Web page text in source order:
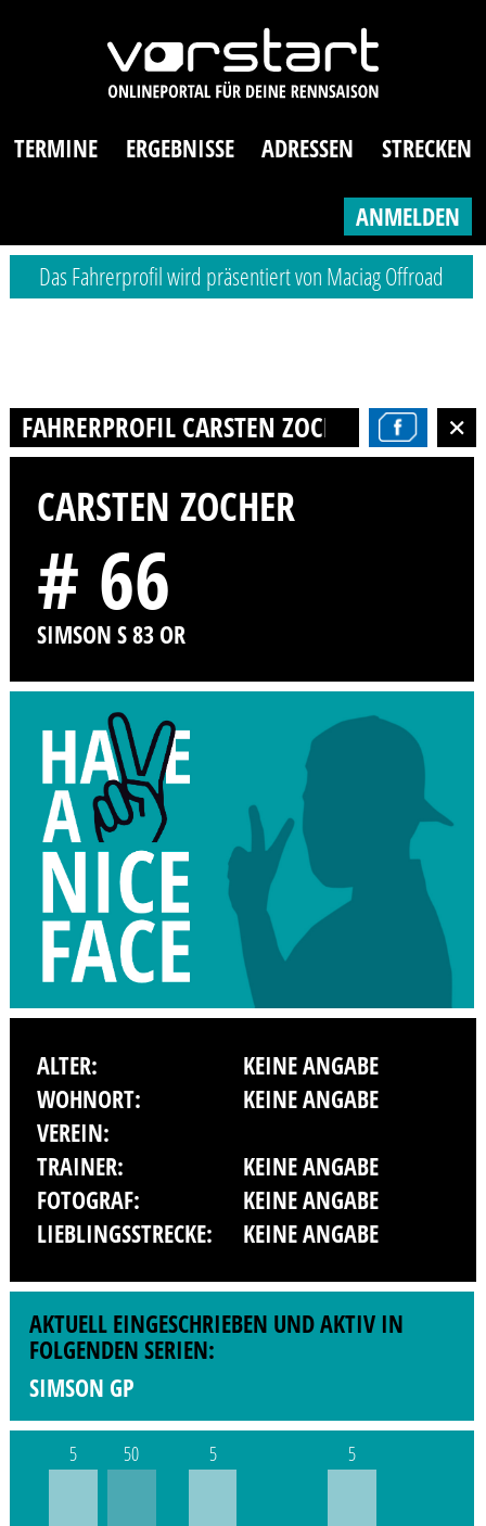
TERMINE ERGEBNISSE ADRESSEN STRECKEN
ANMELDEN
Das Fahrerprofil wird präsentiert von Maciag Offroad
FAHRERPROFIL CARSTEN ZOCHER
CARSTEN ZOCHER
# 66
SIMSON S 83 OR
ALTER:
KEINE ANGABE
WOHNORT:
KEINE ANGABE
VEREIN:
TRAINER:
KEINE ANGABE
FOTOGRAF:
KEINE ANGABE
LIEBLINGSSTRECKE:
KEINE ANGABE
AKTUELL EINGESCHRIEBEN UND AKTIV IN
FOLGENDEN SERIEN:
SIMSON GP
5 50 5 5